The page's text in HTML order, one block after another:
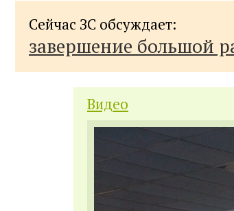
Сейчас ЗС обсуждает:
завершение большой
Видео